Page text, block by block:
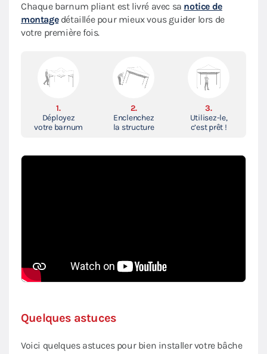
Chaque barnum pliant est livré avec sa notice de
montagedétaillée pour mieux vous guider lors de
votre première fois.
1.
Déployez
votre barnum
2.
Enclenchez
la structure
3.
Utilisez-le,
c’est prêt !
Quelques astuces
Voici quelques astuces pour bien installer votre bâche